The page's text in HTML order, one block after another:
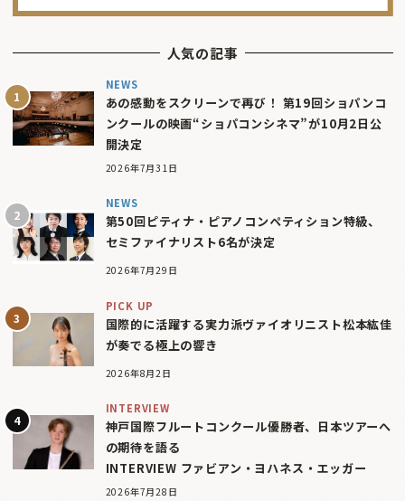
人気の記事
NEWS
あの感動をスクリーンで再び！ 第19回ショパンコ
ンクールの映画“ショパコンシネマ”が10月2日公
開決定
2026年7月31日
NEWS
第50回ピティナ・ピアノコンペティション特級、
セミファイナリスト6名が決定
2026年7月29日
PICK UP
国際的に活躍する実力派ヴァイオリニスト松本紘佳
が奏でる極上の響き
2026年8月2日
INTERVIEW
神戸国際フルートコンクール優勝者、日本ツアーへ
の期待を語る
INTERVIEW ファビアン・ヨハネス・エッガー
2026年7月28日